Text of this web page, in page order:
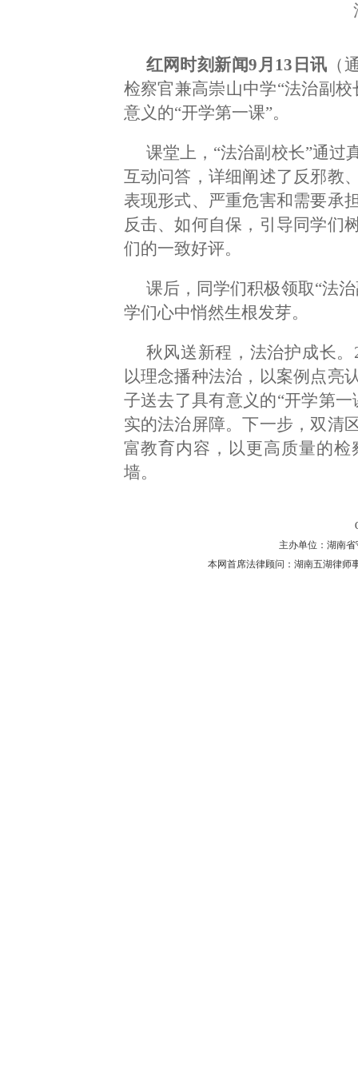
红网时刻新闻9月13日讯 （
检察官兼高崇山中学“法治副
意义的“开学第一课”。
课堂上，“法治副校长”通过
互动问答，详细阐述了反邪教
表现形式、严重危害和需要承
反击、如何自保，引导同学们
们的一致好评。
课后，同学们积极领取“法
学们心中悄然生根发芽。
秋风送新程，法治护成长
以理念播种法治，以案例点亮
子送去了具有意义的“开学第
实的法治屏障。下一步，双清
富教育内容，以更高质量的
墙。
主办单位：湖南省
本网首席法律顾问：湖南五湖律师